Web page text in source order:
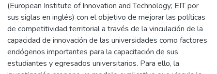
(European Institute of Innovation and Technology; EIT por
sus siglas en inglés) con el objetivo de mejorar las políticas
de competitividad territorial a través de la vinculación de la
capacidad de innovación de las universidades como factores
endógenos importantes para la capacitación de sus
estudiantes y egresados universitarios. Para ello, la